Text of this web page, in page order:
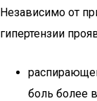
Независимо от
гипертензии
боль более